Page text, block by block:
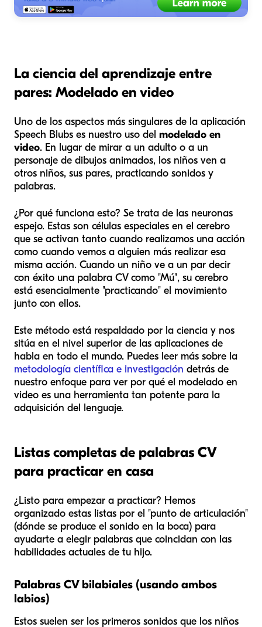
La ciencia del aprendizaje entre
pares: Modelado en video
Uno de los aspectos más singulares de la aplicación
Speech Blubs es nuestro uso del modelado en
video. En lugar de mirar a un adulto o a un
personaje de dibujos animados, los niños ven a
otros niños, sus pares, practicando sonidos y
palabras.
¿Por qué funciona esto? Se trata de las neuronas
espejo. Estas son células especiales en el cerebro
que se activan tanto cuando realizamos una acción
como cuando vemos a alguien más realizar esa
misma acción. Cuando un niño ve a un par decir
con éxito una palabra CV como "Mú", su cerebro
está esencialmente "practicando" el movimiento
junto con ellos.
Este método está respaldado por la ciencia y nos
sitúa en el nivel superior de las aplicaciones de
habla en todo el mundo. Puedes leer más sobre la
metodología científica e investigación detrás de
nuestro enfoque para ver por qué el modelado en
video es una herramienta tan potente para la
adquisición del lenguaje.
Listas completas de palabras CV
para practicar en casa
¿Listo para empezar a practicar? Hemos
organizado estas listas por el "punto de articulación"
(dónde se produce el sonido en la boca) para
ayudarte a elegir palabras que coincidan con las
habilidades actuales de tu hijo.
Palabras CV bilabiales (usando ambos
labios)
Estos suelen ser los primeros sonidos que los niños